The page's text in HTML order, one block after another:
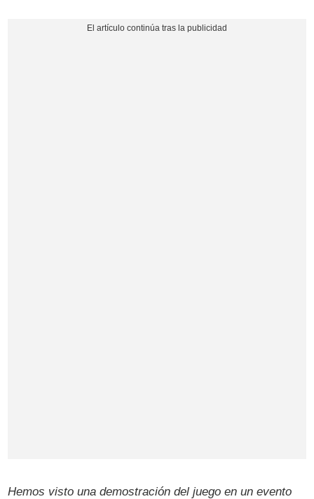
Hemos visto una demostración del juego en un evento